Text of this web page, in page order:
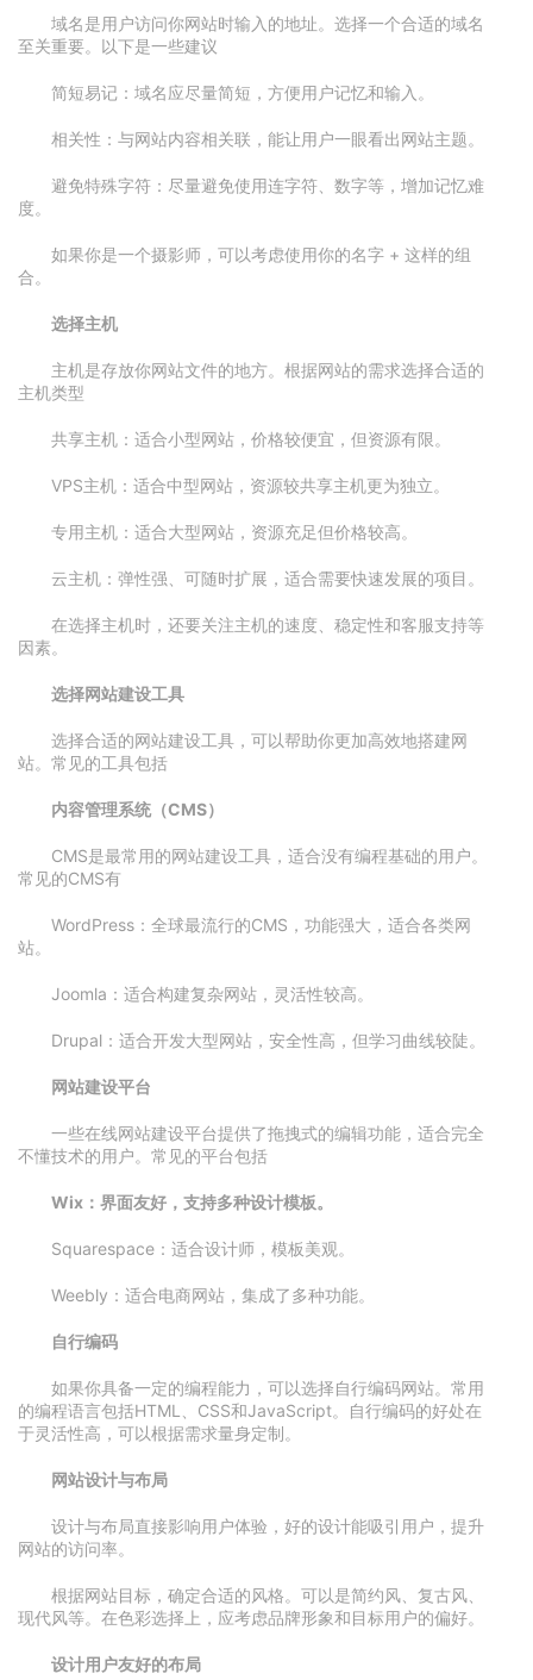
域名是用户访问你网站时输入的地址。选择一个合适的域名
至关重要。以下是一些建议
简短易记：域名应尽量简短，方便用户记忆和输入。
相关性：与网站内容相关联，能让用户一眼看出网站主题。
避免特殊字符：尽量避免使用连字符、数字等，增加记忆难
度。
如果你是一个摄影师，可以考虑使用你的名字 + 这样的组
合。
选择主机
主机是存放你网站文件的地方。根据网站的需求选择合适的
主机类型
共享主机：适合小型网站，价格较便宜，但资源有限。
VPS主机：适合中型网站，资源较共享主机更为独立。
专用主机：适合大型网站，资源充足但价格较高。
云主机：弹性强、可随时扩展，适合需要快速发展的项目。
在选择主机时，还要关注主机的速度、稳定性和客服支持等
因素。
选择网站建设工具
选择合适的网站建设工具，可以帮助你更加高效地搭建网
站。常见的工具包括
内容管理系统（CMS）
CMS是最常用的网站建设工具，适合没有编程基础的用户。
常见的CMS有
WordPress：全球最流行的CMS，功能强大，适合各类网
站。
Joomla：适合构建复杂网站，灵活性较高。
Drupal：适合开发大型网站，安全性高，但学习曲线较陡。
网站建设平台
一些在线网站建设平台提供了拖拽式的编辑功能，适合完全
不懂技术的用户。常见的平台包括
Wix：界面友好，支持多种设计模板。
Squarespace：适合设计师，模板美观。
Weebly：适合电商网站，集成了多种功能。
自行编码
如果你具备一定的编程能力，可以选择自行编码网站。常用
的编程语言包括HTML、CSS和JavaScript。自行编码的好处在
于灵活性高，可以根据需求量身定制。
网站设计与布局
设计与布局直接影响用户体验，好的设计能吸引用户，提升
网站的访问率。
根据网站目标，确定合适的风格。可以是简约风、复古风、
现代风等。在色彩选择上，应考虑品牌形象和目标用户的偏好。
设计用户友好的布局